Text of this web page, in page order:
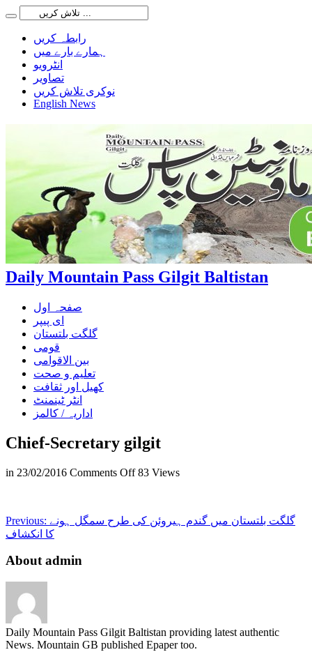
رابطہ کریں
ہمارے بارے میں
انٹرویو
تصاویر
نوکری تلاش کریں
English News
Daily Mountain Pass Gilgit Baltistan
صفحہ اول
ای پیپر
گلگت بلتستان
قومی
بین الاقوامی
تعلیم و صحت
کھیل اور ثقافت
انٹر ٹینمنٹ
اداریہ / کالمز
Chief-Secretary gilgit
in 23/02/2016 Comments Offon
83 Views
Previous:
کا انکشاف
About admin
Daily Mountain Pass Gilgit Baltistan providing latest authentic
News. Mountain GB published Epaper too.